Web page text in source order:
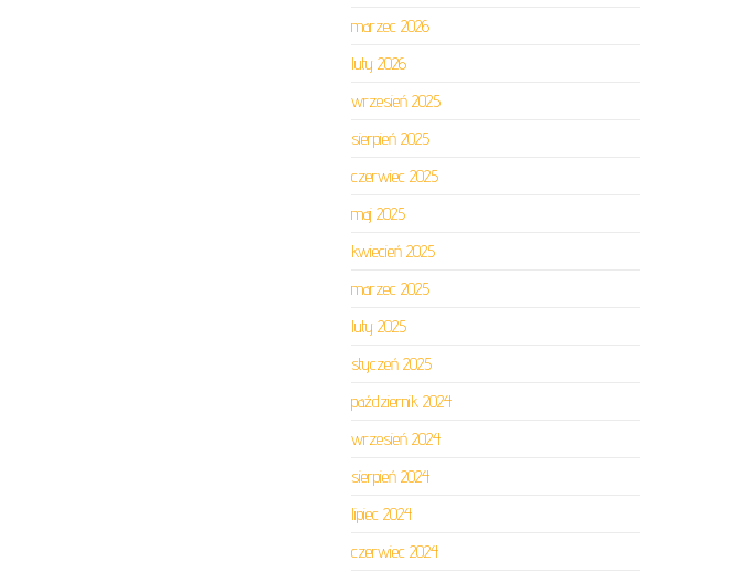
marzec 2026
luty 2026
wrzesień 2025
sierpień 2025
czerwiec 2025
maj 2025
kwiecień 2025
marzec 2025
luty 2025
styczeń 2025
październik 2024
wrzesień 2024
sierpień 2024
lipiec 2024
czerwiec 2024